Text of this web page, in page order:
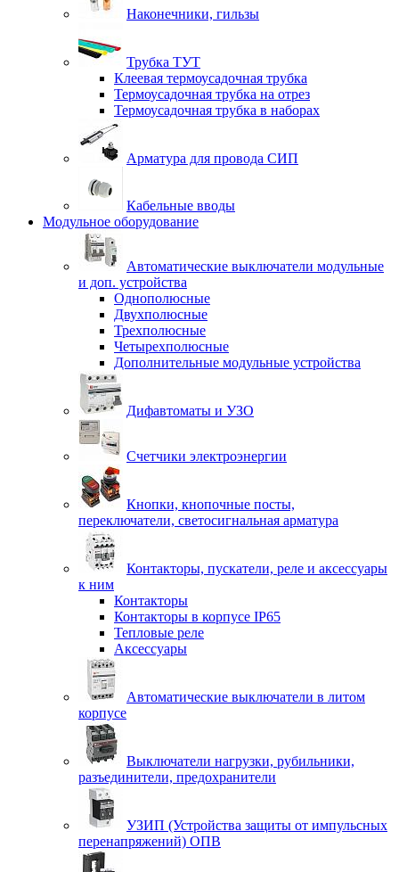
Наконечники, гильзы
Трубка ТУТ
Клеевая термоусадочная трубка
Термоусадочная трубка на отрез
Термоусадочная трубка в наборах
Арматура для провода СИП
Кабельные вводы
Модульное оборудование
Автоматические выключатели модульные
и доп. устройства
Однополюсные
Двухполюсные
Трехполюсные
Четырехполюсные
Дополнительные модульные устройства
Дифавтоматы и УЗО
Счетчики электроэнергии
Кнопки, кнопочные посты,
переключатели, светосигнальная арматура
Контакторы, пускатели, реле и аксессуары
к ним
Контакторы
Контакторы в корпусе IP65
Тепловые реле
Аксессуары
Автоматические выключатели в литом
корпусе
Выключатели нагрузки, рубильники,
разъединители, предохранители
УЗИП (Устройства защиты от импульсных
перенапряжений) ОПВ